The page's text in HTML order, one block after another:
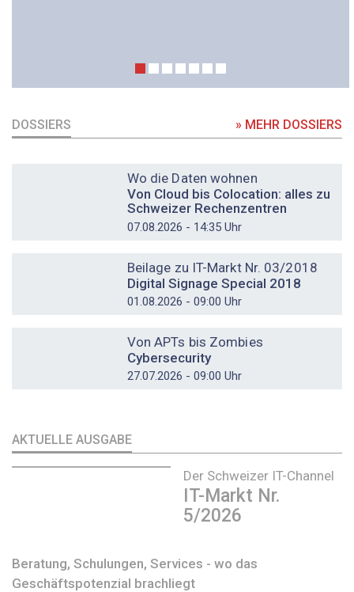
DOSSIERS » MEHR DOSSIERS
Wo die Daten wohnen
Von Cloud bis Colocation: alles zu
Schweizer Rechenzentren
07.08.2026 - 14:35 Uhr
Beilage zu IT-Markt Nr. 03/2018
Digital Signage Special 2018
01.08.2026 - 09:00 Uhr
Von APTs bis Zombies
Cybersecurity
27.07.2026 - 09:00 Uhr
AKTUELLE AUSGABE
Der Schweizer IT-Channel
IT-Markt Nr.
5/2026
Beratung, Schulungen, Services - wo das
Geschäftspotenzial brachliegt